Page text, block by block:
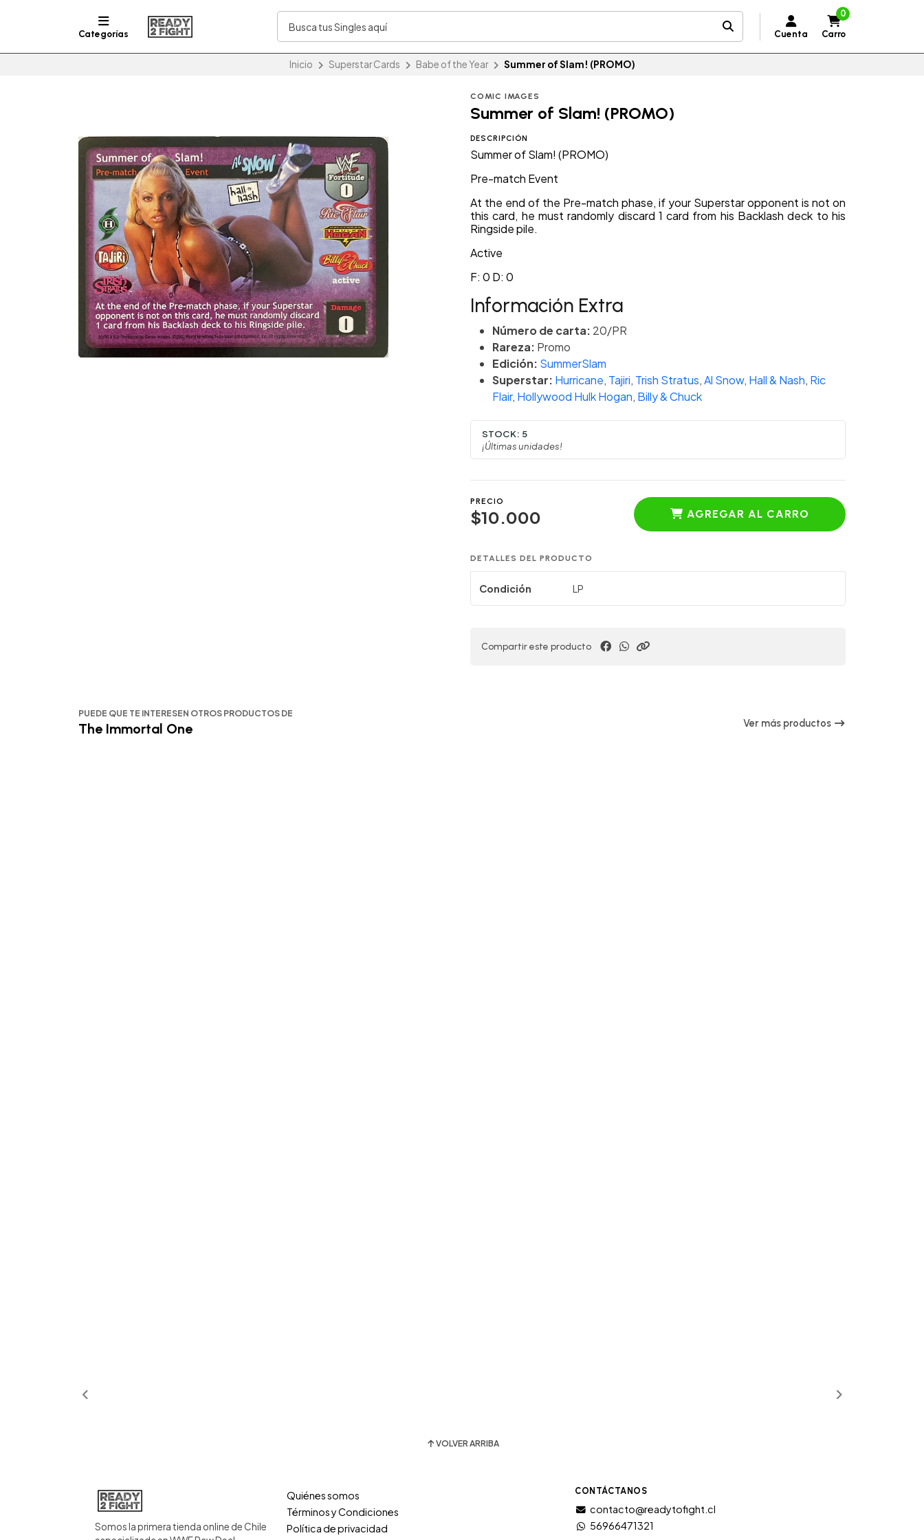
Categorías Cuenta
0
Carro
Inicio Superstar Cards Babe of the Year Summer of Slam! (PROMO)
COMIC IMAGES
Summer of Slam! (PROMO)
DESCRIPCIÓN
Summer of Slam! (PROMO)
Pre-match Event
At the end of the Pre-match phase, if your Superstar opponent is not on
this card, he must randomly discard 1 card from his Backlash deck to his
Ringside pile.
Active
F: 0 D: 0
Información Extra
Número de carta: 20/PR
Rareza: Promo
Edición: SummerSlam
Superstar: Hurricane, Tajiri, Trish Stratus,Al Snow, Hall & Nash, Ric
Flair, Hollywood Hulk Hogan, Billy & Chuck
STOCK: 5
¡Últimas unidades!
PRECIO
$10.000 AGREGAR AL CARRO
DETALLES DEL PRODUCTO
Condición LP
Compartir este producto
PUEDE QUE TE INTERESEN OTROS PRODUCTOS DE
The Immortal One Ver más productos
VOLVER ARRIBA
Somos la primera tienda online de Chile
Quiénes somos
Términos y Condiciones
Política de privacidad
CONTÁCTANOS
contacto@readytofight.cl
56966471321